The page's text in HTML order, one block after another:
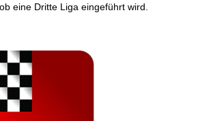
eine Dritte Liga eingeführt wird.